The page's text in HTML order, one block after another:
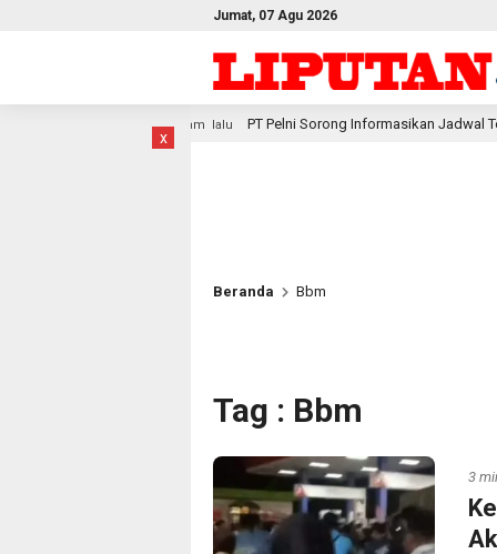
Jumat, 07 Agu 2026
x
PT Pelni Sorong Informasikan Jadwal Terbaru Kapal Penumpang
Beranda Bbm
Tag : Bbm
3